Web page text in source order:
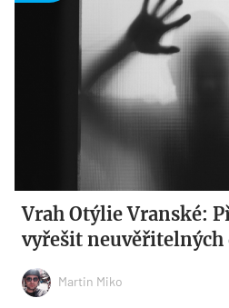
Vrah Otýlie Vranské:
vyřešit neuvěřitelných
Martin Miko